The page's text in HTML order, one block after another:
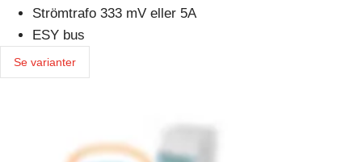
Strömtrafo 333 mV eller 5A
ESY bus
Se varianter